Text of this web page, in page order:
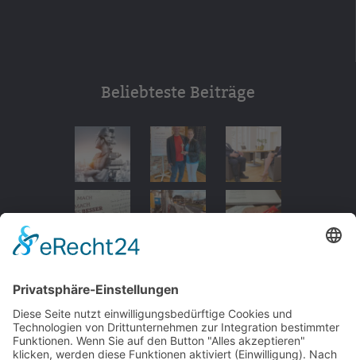
Beliebteste Beiträge
© 2026 Walter Stuber -Impressum Datenschutz
156Bewertungen auf ProvenExpert.com